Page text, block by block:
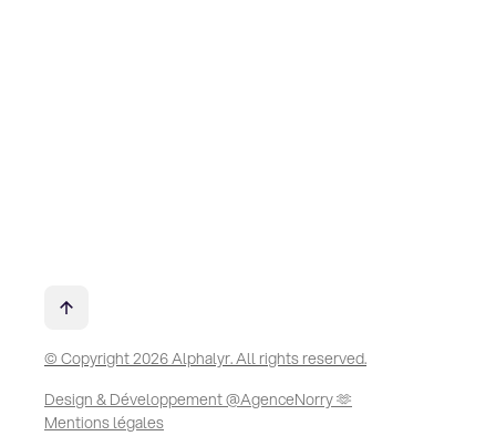
© Copyright 2026 Alphalyr. All rights reserved.
Design & Développement @AgenceNorry 🫶
Mentions légales